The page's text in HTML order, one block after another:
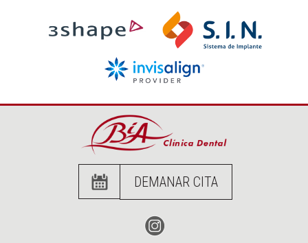
DEMANAR CITA